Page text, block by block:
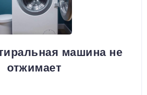
машина не
отжимает